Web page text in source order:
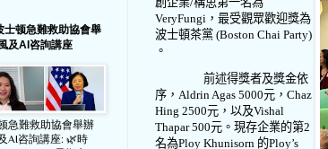
VeryFungi ，最受觀眾歡迎獎為
波士頓茶黨 (Boston Chai Party)
。
前述得獎者及獎金依
序， Aldrin Agas 5000元， Chaz
Hing 2500元，以及Vishal
Thapar 500元。現存企業的第2
名為Ploy Khunisorn 的Ploy’s
士顿急難救助協會舉
及AI咨詢講座
急難救助協會舉辦
AI咨詢講座: 🌿時